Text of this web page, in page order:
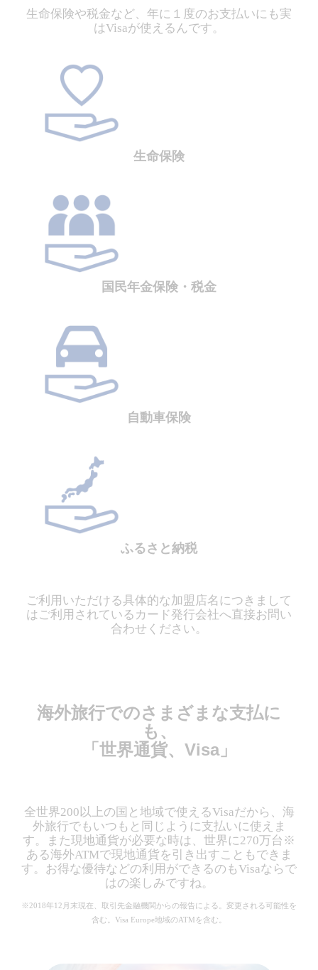
生命保険や税金など、年に１度のお支払いにも実
はVisaが使えるんです。
生命保険
国民年金保険・税金
自動車保険
ふるさと納税
ご利用いただける具体的な加盟店名につきまして
はご利用されているカード発行会社へ直接お問い
合わせください。
海外旅行でのさまざまな支払に
も、
「世界通貨、Visa」
全世界200以上の国と地域で使えるVisaだから、海
外旅行でもいつもと同じように支払いに使えま
す。また現地通貨が必要な時は、世界に270万台※
ある海外ATMで現地通貨を引き出すこともできま
す。お得な優待などの利用ができるのもVisaならで
はの楽しみですね。
※2018年12月末現在、取引先金融機関からの報告による。変更される可能性を
含む。Visa Europe地域のATMを含む。